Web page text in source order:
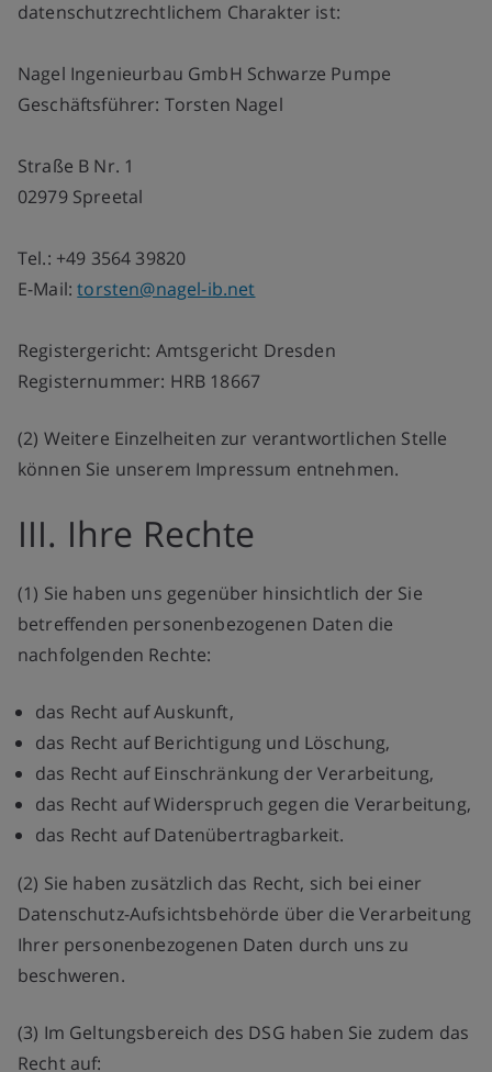
datenschutzrechtlichem Charakter ist:
Nagel Ingenieurbau GmbH Schwarze Pumpe
Geschäftsführer: Torsten Nagel
Straße B Nr. 1
02979 Spreetal
Tel.: +49 3564 39820
E-Mail:torsten@nagel-ib.net
Registergericht: Amtsgericht Dresden
Registernummer: HRB 18667
(2) Weitere Einzelheiten zur verantwortlichen Stelle
können Sie unserem Impressum entnehmen.
III. Ihre Rechte
(1) Sie haben uns gegenüber hinsichtlich der Sie
betreffenden personenbezogenen Daten die
nachfolgenden Rechte:
das Recht auf Auskunft,
das Recht auf Berichtigung und Löschung,
das Recht auf Einschränkung der Verarbeitung,
das Recht auf Widerspruch gegen die Verarbeitung,
das Recht auf Datenübertragbarkeit.
(2) Sie haben zusätzlich das Recht, sich bei einer
Datenschutz-Aufsichtsbehörde über die Verarbeitung
Ihrer personenbezogenen Daten durch uns zu
beschweren.
(3) Im Geltungsbereich des DSG haben Sie zudem das
Recht auf: